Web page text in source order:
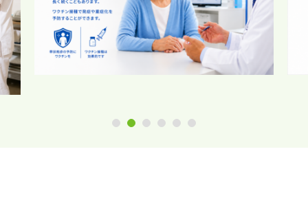
1 2 3 4 5 6